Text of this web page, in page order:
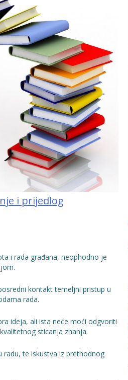
i prijedlog
i rada građana, neophodno je
kontakt temeljni pristup u
rada.
ideja, ali ista neće moći odgvoriti
sticanja znanja.
te iskustva iz prethodnog